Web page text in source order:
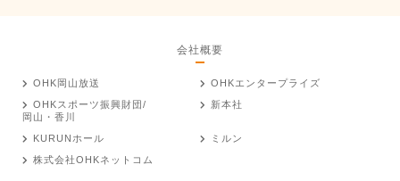
会社概要
OHK岡山放送
OHKエンタープライズ
OHKスポーツ振興財団/
岡山・香川
新本社
KURUNホール
ミルン
株式会社OHKネットコム